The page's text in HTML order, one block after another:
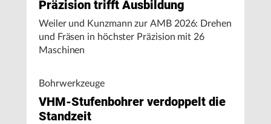
Präzision trifft Ausbildung
Weiler und Kunzmann zur AMB 2026: Drehen
und Fräsen in höchster Präzision mit 26
Maschinen
Bohrwerkzeuge
VHM-Stufenbohrer verdoppelt die
Standzeit